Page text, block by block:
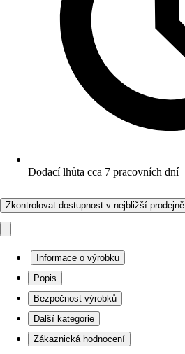
Dodací lhůta cca 7 pracovních dní
Zkontrolovat dostupnost v nejbližší prodejně
Informace o výrobku
Popis
Bezpečnost výrobků
Další kategorie
Zákaznická hodnocení